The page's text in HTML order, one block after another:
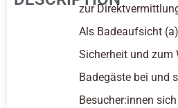
zur
Als Badeaufsicht
Sicherheit und zum
Badegäste bei und
Besucher:innen